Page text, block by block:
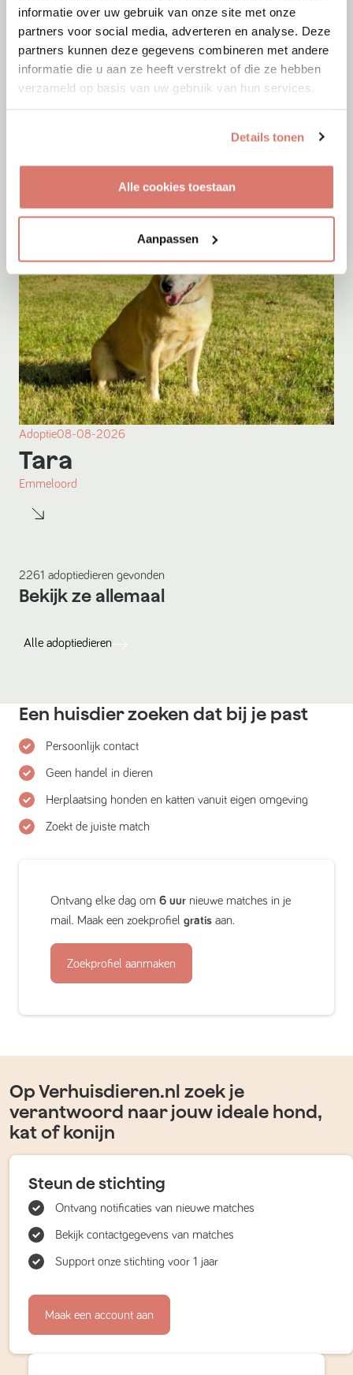
informatie over uw gebruik van onze site met onze
partners voor social media, adverteren en analyse. Deze
partners kunnen deze gegevens combineren met andere
informatie die u aan ze heeft verstrekt of die ze hebben
verzameld op basis van uw gebruik van hun services.
Details tonen
Alle cookies toestaan
Aanpassen
Adoptie08-08-2026
Tara
Emmeloord
2261 adoptiedieren gevonden
Bekijk ze allemaal
Alle adoptiedieren
Een huisdier zoeken dat bij je past
Persoonlijk contact
Geen handel in dieren
Herplaatsing honden en katten vanuit eigen omgeving
Zoekt de juiste match
Ontvang elke dag om 6 uur nieuwe matches in je
mail. Maak een zoekprofiel gratis aan.
Zoekprofiel aanmaken
Op Verhuisdieren.nl zoek je
verantwoord naar jouw ideale hond,
kat of konijn
Steun de stichting
Ontvang notificaties van nieuwe matches
Bekijk contactgegevens van matches
Support onze stichting voor 1 jaar
Maak een account aan